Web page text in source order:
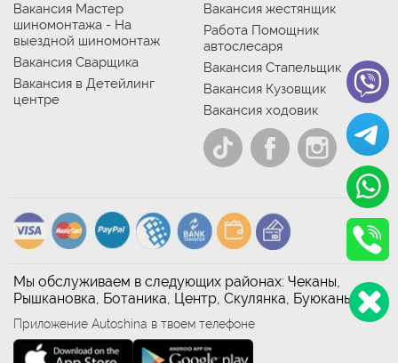
Вакансия Мастер
шиномонтажа - На
выездной шиномонтаж
Вакансия Сварщика
Вакансия в Детейлинг
центре
Вакансия жестянщик
Работа Помощник
автослесаря
Вакансия Стапельщик
Вакансия Кузовщик
Вакансия ходовик
Мы обслуживаем в следующих районах: Чеканы,
Рышкановка, Ботаника, Центр, Скулянка, Буюканы
Приложение Autoshina в твоем телефоне